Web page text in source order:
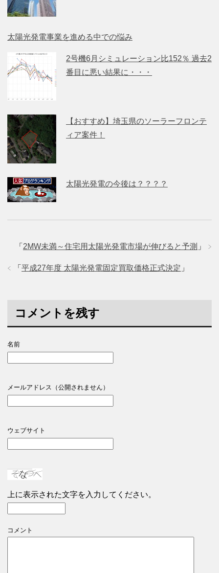
太陽光発電事業を進める中での悩み
2号機6月シミュレーション比152％ 過去2
番目に悪い結果に・・・
【おすすめ】埼玉県のソーラーフロンテ
ィア案件！
太陽光発電の今後は？？？？
「 2MW未満～住宅用太陽光発電市場が伸びると予測 」
「 平成27年度 太陽光発電固定買取価格正式決定 」
コメントを残す
名前
メールアドレス（公開されません）
ウェブサイト
上に表示された文字を入力してください。
コメント